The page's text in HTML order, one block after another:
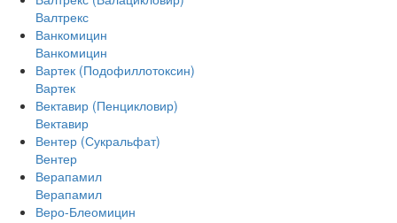
Валтрекс
Ванкомицин
Ванкомицин
Вартек (Подофиллотоксин)
Вартек
Вектавир (Пенцикловир)
Вектавир
Вентер (Сукральфат)
Вентер
Верапамил
Верапамил
Веро-Блеомицин